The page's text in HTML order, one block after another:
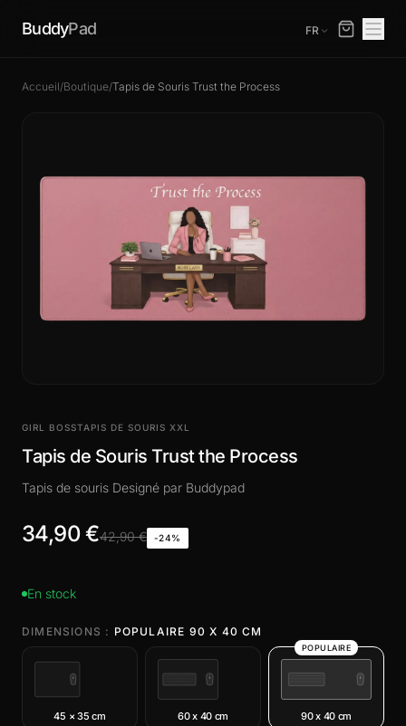
BuddyPad FR
Accueil/Boutique/Tapis de Souris Trust the Process
GIRL BOSSTAPIS DE SOURIS XXL
Tapis de Souris Trust the Process
Tapis de souris Designé par Buddypad
34,90 €42,90 € -24%
En stock
DIMENSIONS : POPULAIRE 90 X 40 CM
45 × 35 cm 60 x 40 cm
POPULAIRE
90 x 40 cm